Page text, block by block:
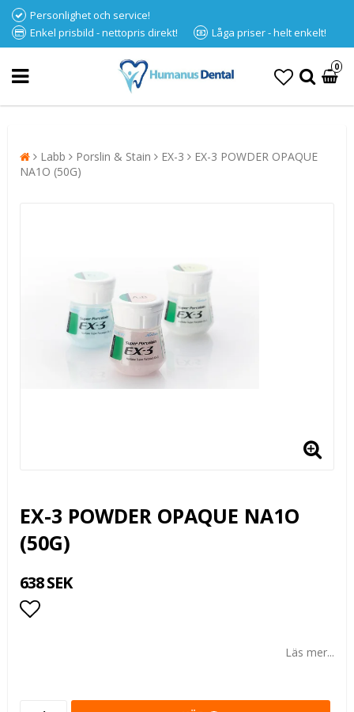
Personlighet och service!
Enkel prisbild - nettopris direkt!
Låga priser - helt enkelt!
0
Labb Porslin & Stain EX-3
EX-3 POWDER OPAQUE
NA1O (50G)
EX-3 POWDER OPAQUE NA1O
(50G)
638 SEK
Läs mer...